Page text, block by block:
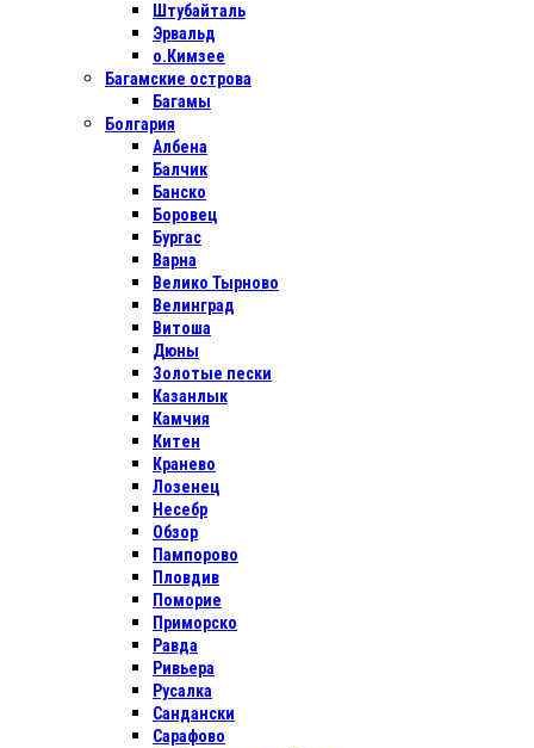
Штубайталь
Эрвальд
о.Кимзее
Багамские острова
Багамы
Болгария
Албена
Балчик
Банско
Боровец
Бургас
Варна
Велико Тырново
Велинград
Витоша
Дюны
Золотые пески
Казанлык
Камчия
Китен
Кранево
Лозенец
Несебр
Обзор
Пампорово
Пловдив
Поморие
Приморско
Равда
Ривьера
Русалка
Сандански
Сарафово